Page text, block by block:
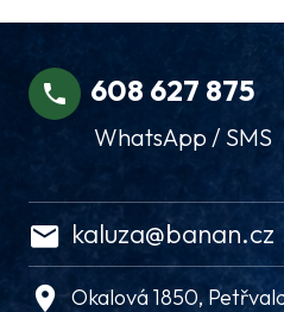
608 627 875
WhatsApp / SMS
kaluza@banan.cz
Okalová 1850,